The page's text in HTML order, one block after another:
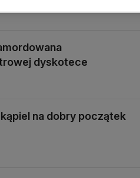
dyskotece
na dobry początek